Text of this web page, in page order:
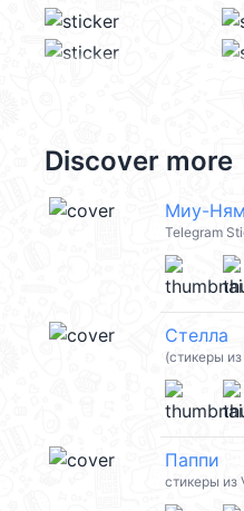
Discover more
Миу-Ням
Telegram
Стелла
(стикеры
Паппи
стикеры из